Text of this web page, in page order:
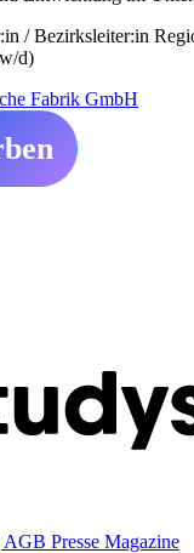
/ Bezirksleiter:in
d)
Fabrik GmbH
AGB Presse Magazine